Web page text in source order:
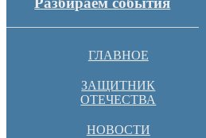
ГЛАВНОЕ
ЗАЩИТНИК
ОТЕЧЕСТВА
НОВОСТИ